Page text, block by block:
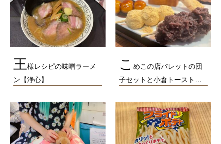
王様レシピの味噌ラーメ
ン【浄心】
こ めこの店パレットの団
子セットと小倉トースト…